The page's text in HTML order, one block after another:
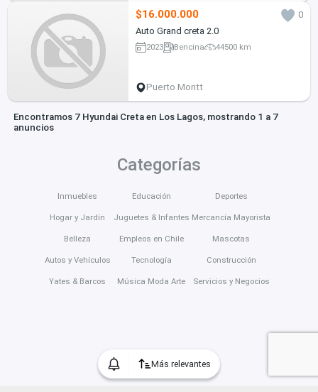
Más relevantes
$16.000.000
0
Auto Grand creta 2.0
2023 Bencina 44500 km
Puerto Montt
Encontramos 7 Hyundai Creta en Los Lagos, mostrando 1 a 7
anuncios
Categorías
Inmuebles
Hogar y Jardín
Belleza
Autos y Vehículos
Yates & Barcos
Educación
Juguetes & Infantes
Empleos en Chile
Tecnología
Música Moda Arte
Deportes
Mercancía Mayorista
Mascotas
Construcción
Servicios y Negocios